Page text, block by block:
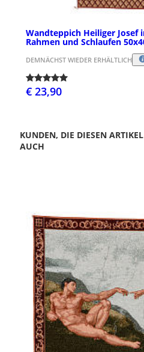
Wandteppich Heiliger
Rahmen und Schlaufen
DEMNÄCHST WIEDER ERHÄLTLICH
€ 23,90
KUNDEN, DIE DIESEN
AUCH